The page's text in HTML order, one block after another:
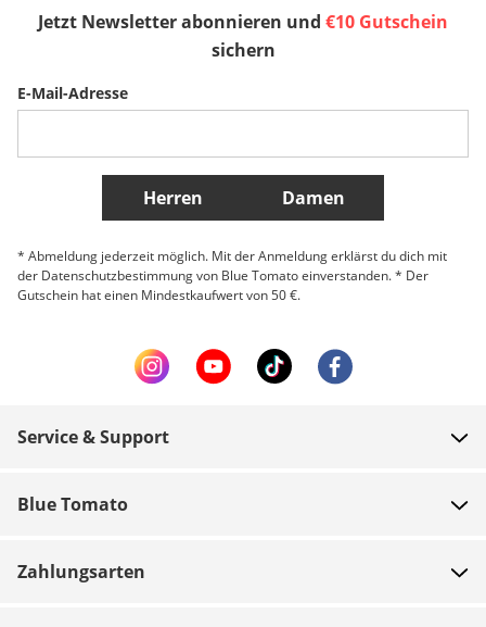
Slovenija
Belgique (Français) Danmark Norge
Weitere Länder
Jetzt Newsletter abonnieren und €10 Gutschein
sichern
E-Mail-Adresse
Herren Damen
* Abmeldung jederzeit möglich. Mit der Anmeldung erklärst du dich mit
der Datenschutzbestimmung von Blue Tomato einverstanden. * Der
Gutschein hat einen Mindestkaufwert von 50 €.
Service & Support
Versand
Blue Tomato
Zahlungsarten